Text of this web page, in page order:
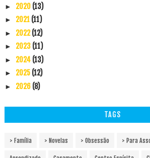
► 2020 (13)
► 2021 (11)
► 2022(12)
► 2023 (11)
► 2024 (13)
► 2025 (12)
► 2026 (8)
TAGS
> Família > Novelas > Obsessão > Para